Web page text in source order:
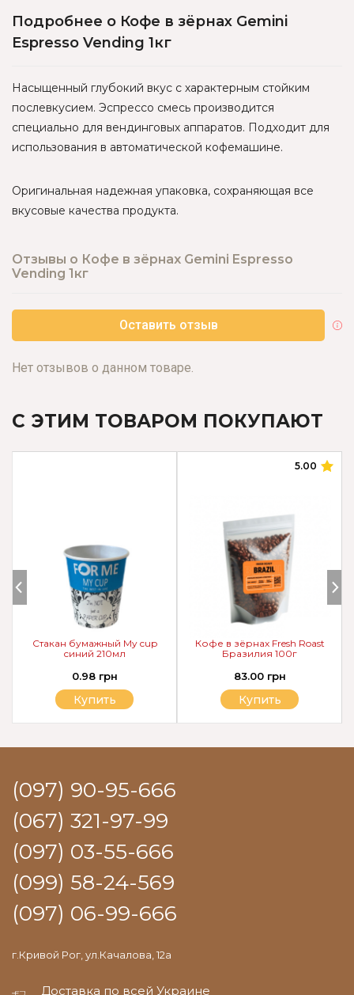
Подробнее о Кофе в зёрнах Gemini
Espresso Vending 1кг
Насыщенный глубокий вкус с характерным стойким
послевкусием. Эспрессо смесь производится
специально для вендинговых аппаратов. Подходит для
использования в автоматической кофемашине.
Оригинальная надежная упаковка, сохраняющая все
вкусовые качества продукта.
Отзывы о Кофе в зёрнах Gemini Espresso
Vending 1кг
Оставить отзыв
Нет отзывов о данном товаре.
С ЭТИМ ТОВАРОМ ПОКУПАЮТ
5.00
Кофе в зёрнах Fresh Roast
Бразилия 100г
83.00 грн
Купить
Стакан бумажный My cup
синий 210мл
0.98 грн
Купить
(097) 90-95-666
(067) 321-97-99
(097) 03-55-666
(099) 58-24-569
(097) 06-99-666
г.Кривой Рог, ул.Качалова, 12а
Доставка по всей Украине